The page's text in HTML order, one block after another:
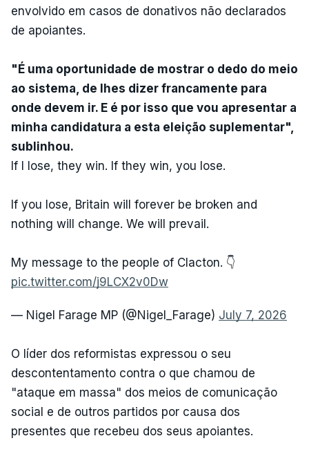
envolvido em casos de donativos não declarados
de apoiantes.
"É uma oportunidade de mostrar o dedo do meio
ao sistema, de lhes dizer francamente para
onde devem ir. E é por isso que vou apresentar a
minha candidatura a esta eleição suplementar",
sublinhou.
If I lose, they win. If they win, you lose.
If you lose, Britain will forever be broken and
nothing will change. We will prevail.
My message to the people of Clacton. 👇
pic.twitter.com/j9LCX2v0Dw
— Nigel Farage MP (@Nigel_Farage) July 7, 2026
O líder dos reformistas expressou o seu
descontentamento contra o que chamou de
"ataque em massa" dos meios de comunicação
social e de outros partidos por causa dos
presentes que recebeu dos seus apoiantes.